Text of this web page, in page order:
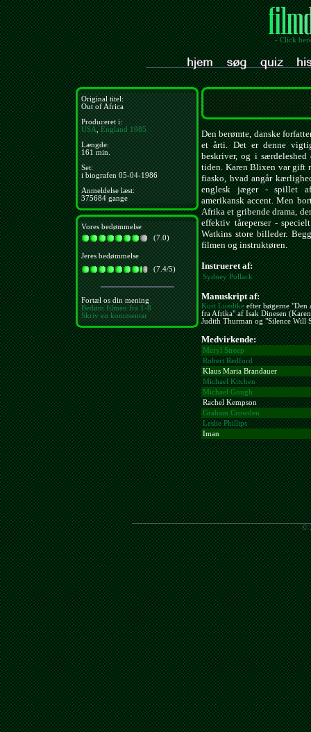
- Click
Original titel:
Out of Africa
Produceret i:
USA,England 1985
Længde:
161 min.
Set:
i biografen 05-04-1986
Anmeldelse læst:
375684 gange
Vores bedømmelse
(7.0)
Jeres bedømmelse
(7.4/5)
Fortæl os din mening
Bedøm filmen fra 1-8
Skriv en kommentar
Den berømte, danske
et årti. Det er denne
beskriver, og i
tiden. Karen Blixen var gift
fiasko, hvad angår
englesk jæger - spillet
amerikansk accent. Men
Afrika et gribende drama,
effektiv tåreperser -
Watkins store billeder.
filmen og instruktøren.
Instrueret af:
Sydney Pollack
Manuskript af:
Kurt Luedtkeefter bøgerne "Den
fra Afrika" af Isak Dinesen
Judith Thurman og "Silence Will
Medvirkende:
Meryl Streep
Robert Redford
Klaus Maria Brandauer
Michael Kitchen
Michael Gough
Rachel Kempson
Graham Crowden
Leslie Phillips
Iman
©